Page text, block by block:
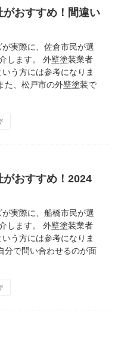
おすすめ！間違い
実際に、佐倉市民が選
します。 外壁塗装業者
う方には参考になりま
た、松戸市の外壁塗装で
おすすめ！2024
実際に、船橋市民が選
します。 外壁塗装業者
う方には参考になりま
分で問い合わせるのが面